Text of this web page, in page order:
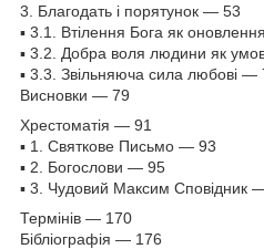
3. Благодать і порятунок — 53
▪ 3.1. Втілення Бога як
▪ 3.2. Добра воля людини як
▪ 3.3. Звільняюча сила любові —
Висновки — 79
Хрестоматія — 91
▪ 1. Святкове Письмо — 93
▪ 2. Богослови — 95
▪ 3. Чудовий Максим Сповідник
Термінів — 170
Бібліографія — 176